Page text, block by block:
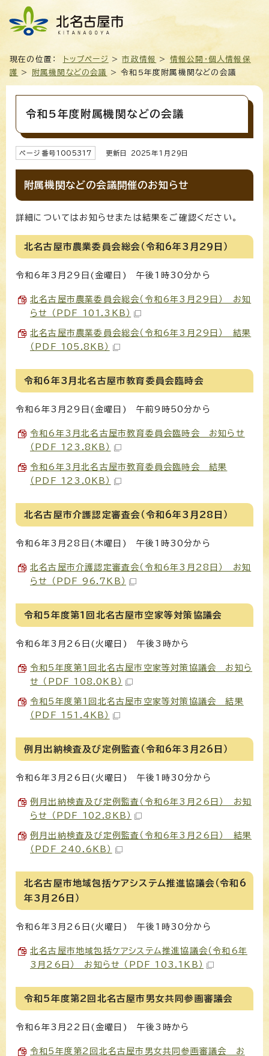
現在の位置： トップページ >市政情報 > 情報公開・個人情報保
護
> 附属機関などの会議 > 令和5年度附属機関などの会議
令和5年度附属機関などの会議
ページ番号1005317 更新日 2025年1月 29 日
附属機関などの会議開催のお知らせ
詳細についてはお知らせまたは結果をご確認ください。
北名古屋市農業委員会総会（令和6年3月29日）
令和6年3月29日(金曜日) 午後1時30分から
北名古屋市農業委員会総会（令和6年3月29日） お知
らせ （PDF 101.3KB）
北名古屋市農業委員会総会（令和6年3月29日） 結果
（PDF 105.8KB）
令和6年3月北名古屋市教育委員会臨時会
令和6年3月29日(金曜日) 午前9時50分から
令和6年3月北名古屋市教育委員会臨時会 お知らせ
（PDF 123.8KB）
令和6年3月北名古屋市教育委員会臨時会 結果
（PDF 123.0KB）
北名古屋市介護認定審査会（令和6年3月28日）
令和6年3月28日(木曜日) 午後1時30分から
北名古屋市介護認定審査会（令和6年3月28日） お知
らせ （PDF 96.7KB）
令和5年度第1回北名古屋市空家等対策協議会
令和6年3月26日(火曜日) 午後3時から
令和5年度第1回北名古屋市空家等対策協議会 お知ら
せ （PDF 108.0KB）
令和5年度第1回北名古屋市空家等対策協議会 結果
（PDF 151.4KB）
例月出納検査及び定例監査（令和6年3月26日）
令和6年3月26日(火曜日) 午後1時30分から
例月出納検査及び定例監査（令和6年3月26日） お知
らせ （PDF 102.8KB）
例月出納検査及び定例監査（令和6年3月26日） 結果
（PDF 240.6KB）
北名古屋市地域包括ケアシステム推進協議会（令和6
年3月26日）
令和6年3月26日(火曜日) 午後1時30分から
北名古屋市地域包括ケアシステム推進協議会（令和6年
3月26日） お知らせ （PDF 103.1KB）
令和5年度第2回北名古屋市男女共同参画審議会
令和6年3月22日(金曜日) 午後3時から
令和5年度第2回北名古屋市男女共同参画審議会 お